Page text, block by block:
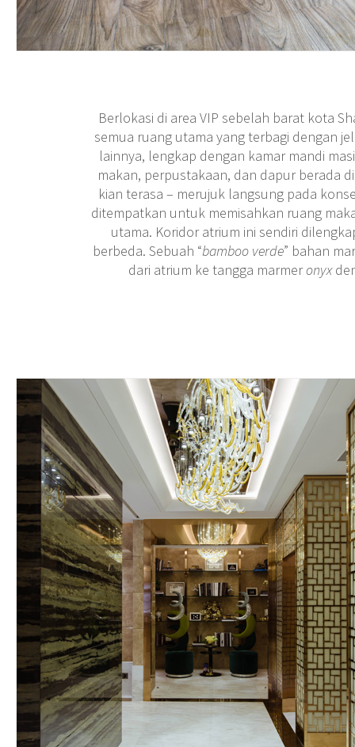
Berlokasi di area VIP sebelah barat kota
semua ruang utama yang terbagi dengan
lainnya, lengkap dengan kamar mandi
makan, perpustakaan, dan dapur berada
kian terasa – merujuk langsung pada
ditempatkan untuk memisahkan ruang
utama. Koridor atrium ini sendiri
berbeda. Sebuah “bamboo verde” bahan
dari atrium ke tangga marmeronyx